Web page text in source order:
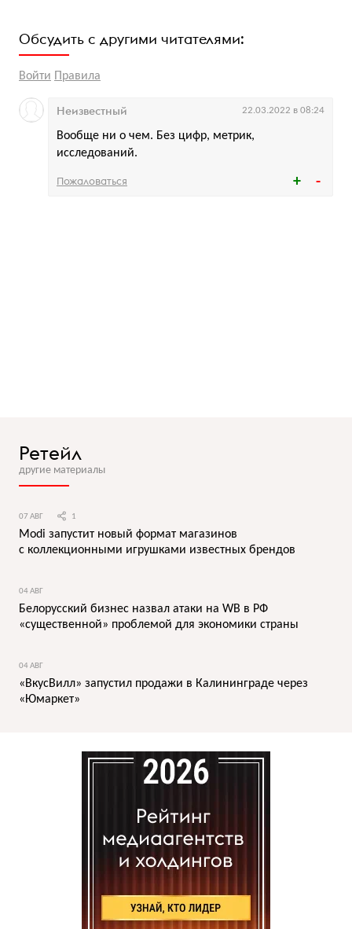
Обсудить с другими читателями:
Войти Правила
Вообще ни о чем. Без цифр, метрик,
исследований.
Неизвестный 22.03.2022 в 08:24
Пожаловаться
Ретейл
другие материалы
07 АВГ 1
Modi запустит новый формат магазинов
с коллекционными игрушками известных брендов
04 АВГ
Белорусский бизнес назвал атаки на WB в РФ
«существенной» проблемой для экономики страны
04 АВГ
«ВкусВилл» запустил продажи в Калининграде через
«Юмаркет»